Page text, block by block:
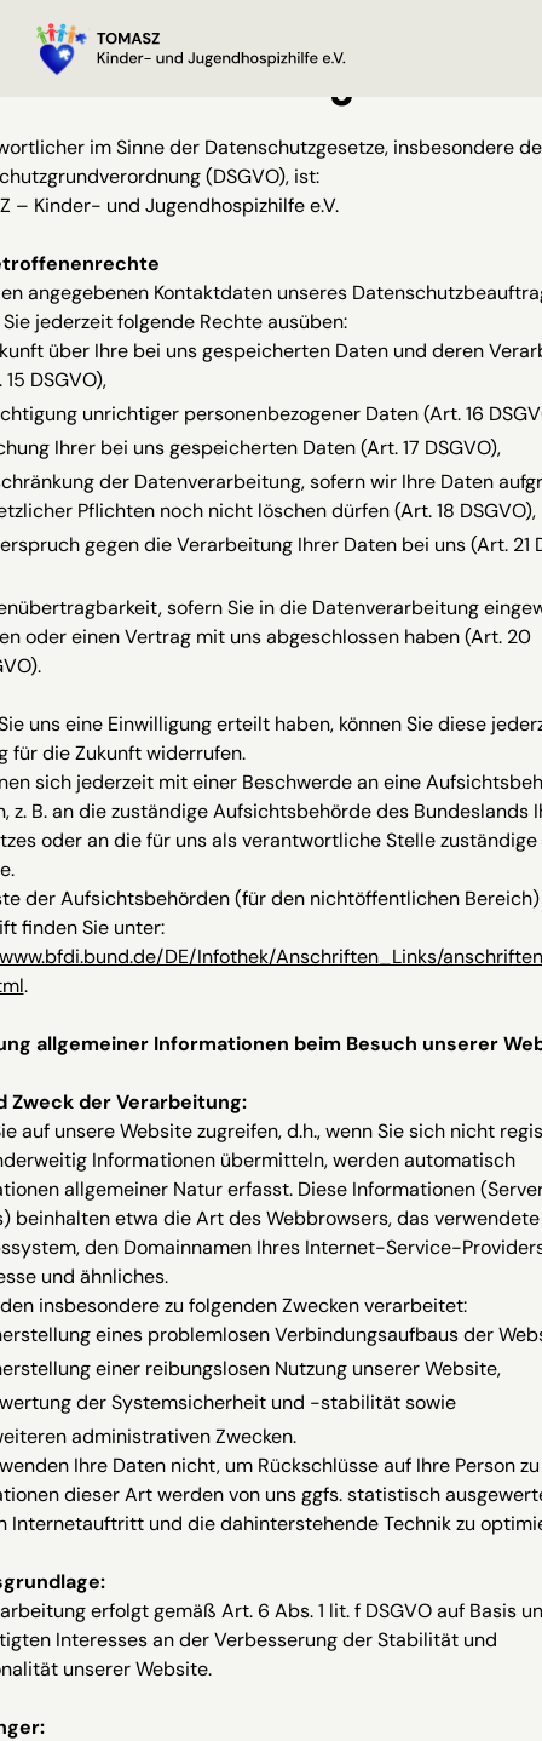
im Sinne der Datenschutzgesetze, insbesondere
(DSGVO), ist:
– Kinder- und Jugendhospizhilfe e.V.
angegebenen Kontaktdaten unseres
jederzeit folgende Rechte ausüben:
über Ihre bei uns gespeicherten Daten und deren
DSGVO),
unrichtiger personenbezogener Daten (Art. 16
Ihrer bei uns gespeicherten Daten (Art. 17 DSGVO),
der Datenverarbeitung, sofern wir Ihre Daten
Pflichten noch nicht löschen dürfen (Art. 18 DSGVO),
gegen die Verarbeitung Ihrer Daten bei uns (Art. 21
sofern Sie in die Datenverarbeitung
oder einen Vertrag mit uns abgeschlossen haben (Art. 20
uns eine Einwilligung erteilt haben, können Sie diese
für die Zukunft widerrufen.
sich jederzeit mit einer Beschwerde an eine
z. B. an die zuständige Aufsichtsbehörde des Bundeslands
oder an die für uns als verantwortliche Stelle zuständige
der Aufsichtsbehörden (für den nichtöffentlichen
finden Sie unter:
DE/Infothek/Anschriften_Links/
.
allgemeiner Informationen beim Besuch unserer
Zweck der Verarbeitung:
auf unsere Website zugreifen, d.h., wenn Sie sich nicht
Informationen übermitteln, werden automatisch
allgemeiner Natur erfasst. Diese Informationen
beinhalten etwa die Art des Webbrowsers, das verwendete
den Domainnamen Ihres Internet-Service-
und ähnliches.
insbesondere zu folgenden Zwecken verarbeitet:
eines problemlosen Verbindungsaufbaus der
einer reibungslosen Nutzung unserer Website,
der Systemsicherheit und -stabilität sowie
administrativen Zwecken.
Ihre Daten nicht, um Rückschlüsse auf Ihre Person zu
dieser Art werden von uns ggfs. statistisch
Internetauftritt und die dahinterstehende Technik zu
erfolgt gemäß Art. 6 Abs. 1 lit. f DSGVO auf Basis
Interesses an der Verbesserung der Stabilität und
unserer Website.